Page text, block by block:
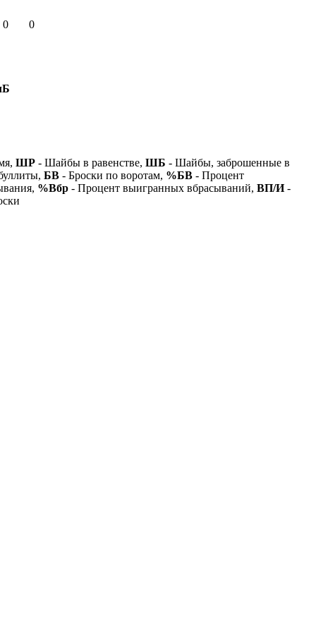
0 0
ШР - Шайбы в равенстве, ШБ - Шайбы, заброшенные в
БВ - Броски по воротам, %БВ - Процент
%Вбр - Процент выигранных вбрасываний, ВП/И-